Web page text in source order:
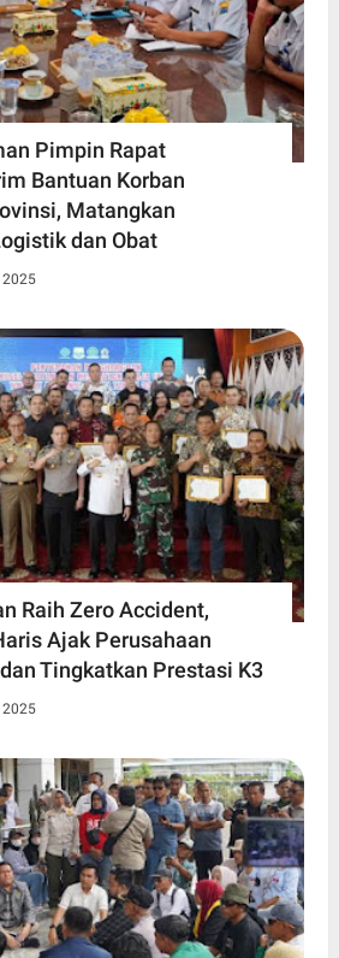
Pimpin Rapat
Bantuan Korban
Matangkan
dan Obat
2025
Raih Zero Accident,
Ajak Perusahaan
Tingkatkan Prestasi K3
2025